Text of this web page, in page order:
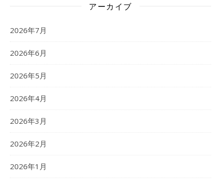
アーカイブ
2026年7月
2026年6月
2026年5月
2026年4月
2026年3月
2026年2月
2026年1月